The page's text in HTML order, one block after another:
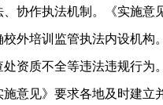
作执法机制。《实施意
外培训监管执法内设机
资质不全等违法违规行为
见》要求各地及时建立